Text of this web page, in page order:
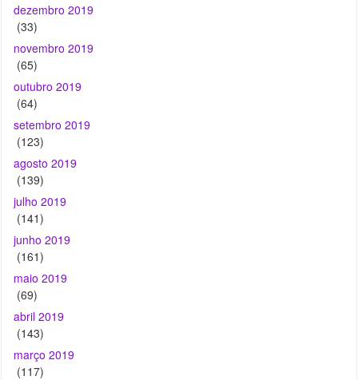
dezembro 2019
(33)
novembro 2019
(65)
outubro 2019
(64)
setembro 2019
(123)
agosto 2019
(139)
julho 2019
(141)
junho 2019
(161)
maio 2019
(69)
abril 2019
(143)
março 2019
(117)